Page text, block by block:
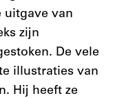
uitgave van
zijn
De vele
illustraties van
Hij heeft ze